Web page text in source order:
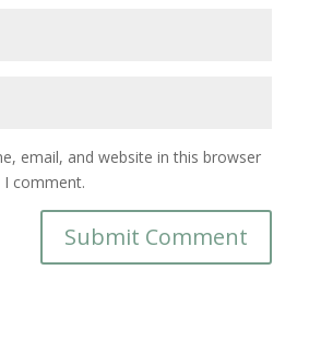
email, and website in this browser
comment.